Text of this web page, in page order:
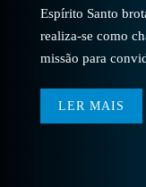
Espírito Santo
realiza-se como
missão para
LER MAIS